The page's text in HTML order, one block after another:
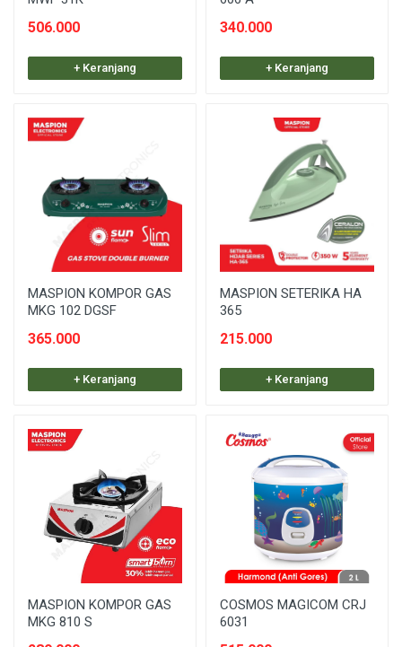
506.000
+ Keranjang
340.000
+ Keranjang
MASPION KOMPOR GAS
MKG 102 DGSF
365.000
+ Keranjang
MASPION SETERIKA HA
365
215.000
+ Keranjang
MASPION KOMPOR GAS
MKG 810 S
COSMOS MAGICOM CRJ
6031